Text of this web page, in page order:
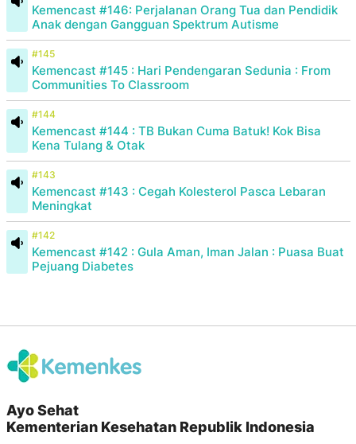
Kemencast #146: Perjalanan Orang Tua dan Pendidik
Anak dengan Gangguan Spektrum Autisme
#145
Kemencast #145 : Hari Pendengaran Sedunia : From
Communities To Classroom
#144
Kemencast #144 : TB Bukan Cuma Batuk! Kok Bisa
Kena Tulang & Otak
#143
Kemencast #143 : Cegah Kolesterol Pasca Lebaran
Meningkat
#142
Kemencast #142 : Gula Aman, Iman Jalan : Puasa Buat
Pejuang Diabetes
Ayo Sehat
Kementerian Kesehatan Republik Indonesia